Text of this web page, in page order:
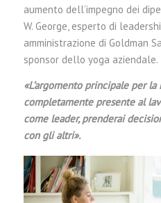
aumento dell’impegno dei
W. George, esperto di
amministrazione di Goldman
sponsor dello yoga aziendale.
«L’argomento principale per
completamente presente al
come leader, prenderai
con gli altri».